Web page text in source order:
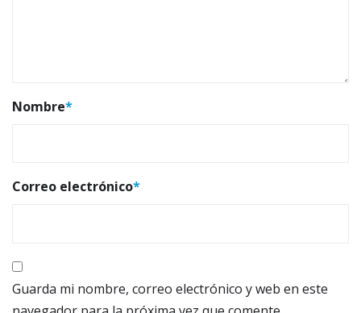
Nombre*
Correo electrónico*
Guarda mi nombre, correo electrónico y web en este